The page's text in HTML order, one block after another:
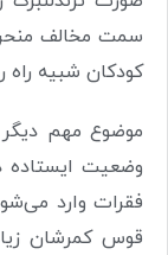
سمت مخالف
کودکان شبیه
موضوع مهم
وضعیت ایستاده
فقرات وارد
قوس کمرشان